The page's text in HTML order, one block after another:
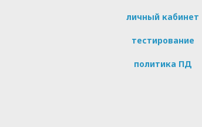
личный кабинет
тестирование
политика ПД